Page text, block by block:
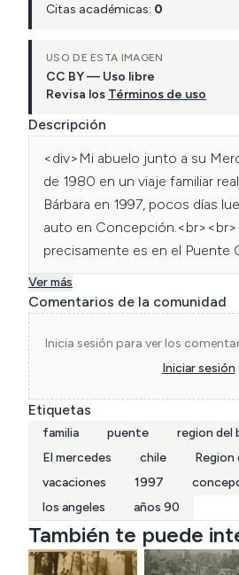
Citas académicas: 0
USO DE ESTA IMAGEN
CC BY — Uso libre
Revisa los Términos de uso
Descripción
<div>Mi abuelo junto a su
de 1980 en un viaje familiar
Bárbara en 1997, pocos días
auto en
precisamente es en el Puente
en&nbsp;los Altos del Bío-
</div><div>Hace poco
nuevo tras 20 años sin verlo y
mismo caballero al que se lo
2003. Mi abuelo a la fecha de
mundo y quedarme con este
tiene precio.<br></div>
Ver más
Comentarios de la comunidad
Inicia sesión para ver los
Iniciar sesión
Etiquetas
familia puente region del
El mercedes
chile
Region
vacaciones
1997
los angeles
años 90
También te puede